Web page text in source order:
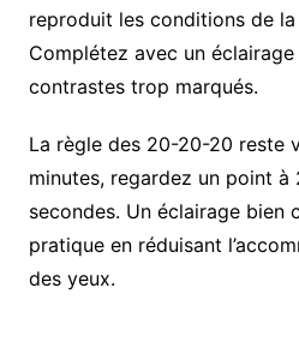
reproduit les conditions de la
Complétez avec un
contrastes trop marqués.
La règle des 20-20-20 reste
minutes, regardez un point
secondes. Un éclairage bien
pratique en réduisant
des yeux.